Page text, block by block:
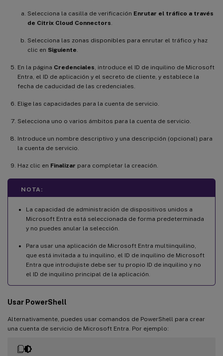
Selecciona la casilla de verificación Enrutar el tráfico a través
de Citrix Cloud Connectors
Selecciona las zonas disponibles para enrutar el tráfico y haz
clic en Siguiente
En la página Credenciales , introduce el ID de inquilino de Microsoft
Entra, el ID de aplicación y el secreto de cliente, y establece la
fecha de caducidad de las credenciales.
Elige las capacidades para la cuenta de servicio.
Selecciona uno o varios ámbitos para la cuenta de servicio.
Introduce un nombre descriptivo y una descripción (opcional) para
la cuenta de servicio.
Haz clic en Finalizar para completar la creación.
NOTA:
La capacidad de administración de dispositivos unidos a
Microsoft Entra está seleccionada de forma predeterminada
y no puedes anular la selección.
Para usar una aplicación de Microsoft Entra multiinquilino,
que está invitada a tu inquilino, el ID de inquilino de Microsoft
Entra que introdujiste debe ser tu propio ID de inquilino y no
el ID de inquilino principal de la aplicación.
Usar PowerShell
Alternativamente, puedes usar comandos de PowerShell para crear
una cuenta de servicio de Microsoft Entra. Por ejemplo: